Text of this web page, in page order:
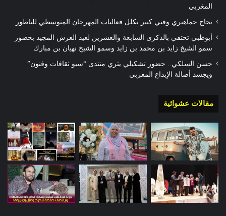
المغربي
نجاح جماهيري وفني كبير يكلل فعاليات المهرجان المتوسطي للناظور
أبوظبي تحتفي بالذكرى السابعة والعشرين لعيد العرش المجيد بحضور
سمو الشيخ زايد بن محمد بن زايد وسمو الشيخ نهيان بن مبارك
حسن السلكي.. حضور تشكيلي يثري منتدى “سبو ثقافات وفنون”
ويجسد أصالة الإبداع المغربي
مقالات عشوائية